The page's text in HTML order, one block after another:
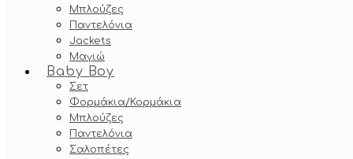
Μπλούζες
Παντελόνια
Jackets
Μαγιώ
Baby Boy
Σετ
Φορμάκια/Κορμάκια
Μπλούζες
Παντελόνια
Σαλοπέτες